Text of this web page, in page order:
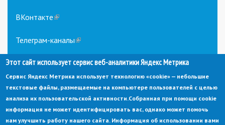
ВКонтакте(link
external)
Телеграм-каналы(link
external)
Этот сайт использует сервис веб-аналитики Яндекс Метрика
Сервис Яндекс Метрика использует технологию «cookie» — небольшие
текстовые файлы, размещаемые на компьютере пользователей с целью
анализа их пользовательской активности.Собранная при помощи cookie
информация не может идентифицировать вас, однако может помочь
нам улучшить работу нашего сайта. Информация об использовании вами